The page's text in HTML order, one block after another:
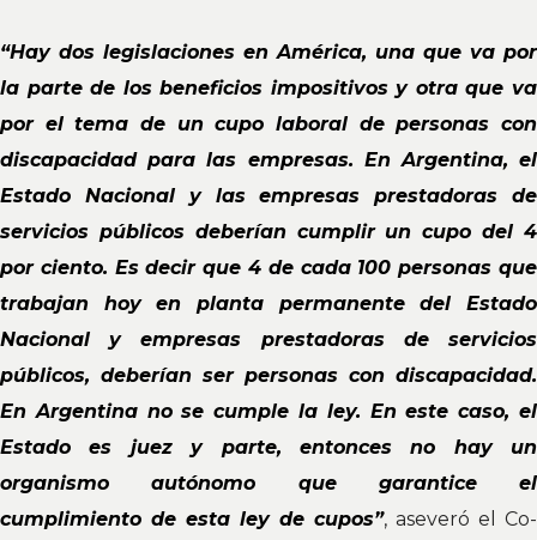
“Hay dos legislaciones en América, una que va por
la parte de los beneficios impositivos y otra que va
por el tema de un cupo laboral de personas con
discapacidad para las empresas. En Argentina, el
Estado Nacional y las empresas prestadoras de
servicios públicos deberían cumplir un cupo del 4
por ciento. Es decir que 4 de cada 100 personas que
trabajan hoy en planta permanente del Estado
Nacional y empresas prestadoras de servicios
públicos, deberían ser personas con discapacidad.
En Argentina no se cumple la ley. En este caso, el
Estado es juez y parte, entonces no hay un
organismo autónomo que garantice el
cumplimiento de esta ley de cupos”, aseveró el Co-